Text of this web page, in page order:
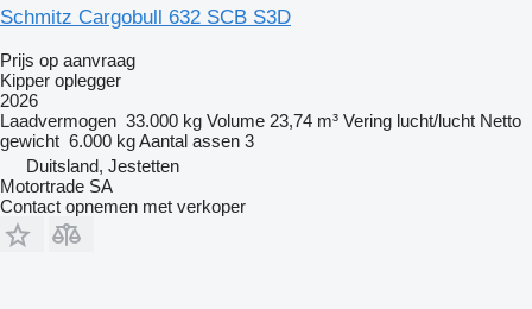
Schmitz Cargobull 632 SCB S3D
Prijs op aanvraag
Kipper oplegger
2026
Laadvermogen 33.000 kg Volume 23,74 m³ Vering lucht/lucht Netto
gewicht 6.000 kgAantal assen 3
Duitsland, Jestetten
Motortrade SA
Contact opnemen met verkoper